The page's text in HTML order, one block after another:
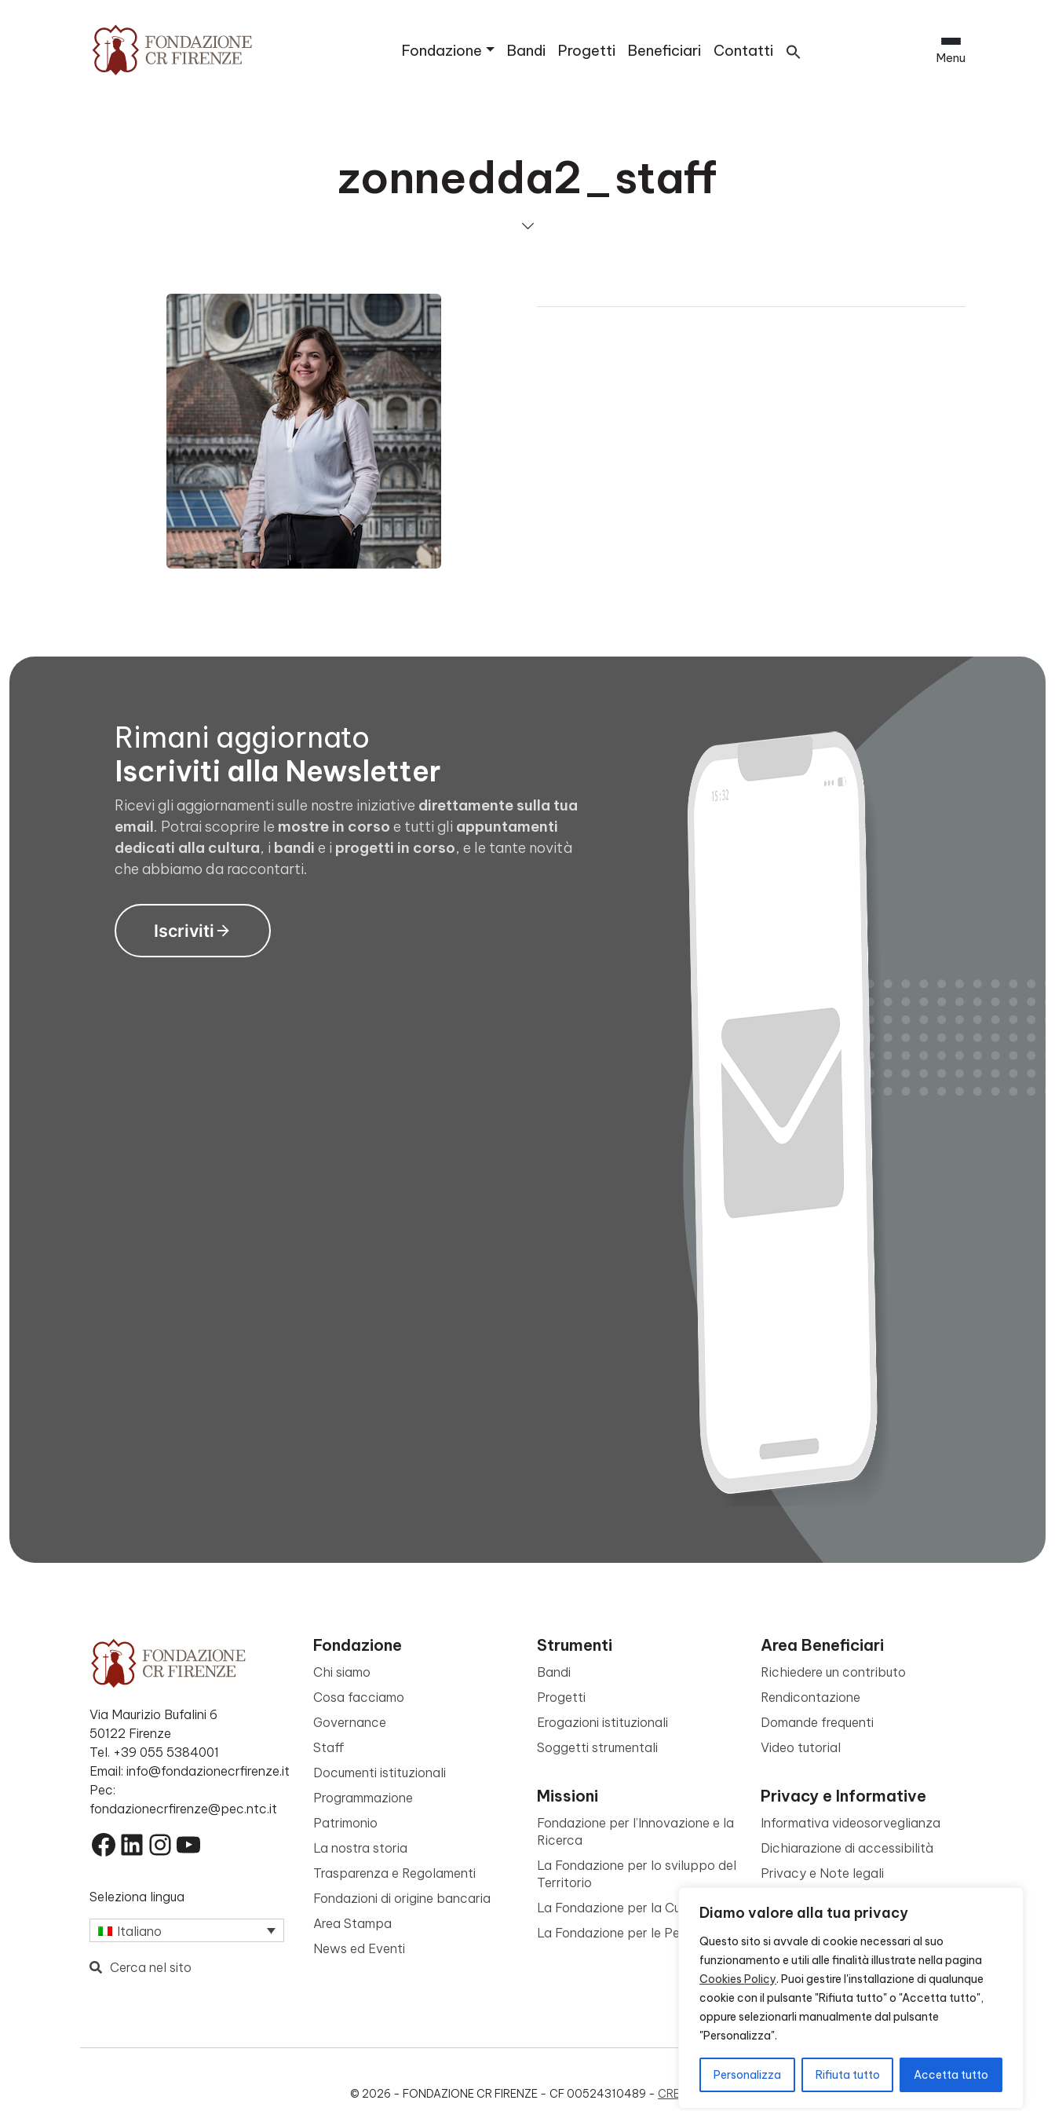
Diamo valore alla tua privacy
Questo sito si avvale di cookie necessari al suo
funzionamento e utili alle finalità illustrate nella pagina
Cookies Policy. Puoi gestire l'installazione di qualunque
cookie con il pulsante "Rifiuta tutto" o "Accetta tutto",
oppure selezionarli manualmente dal pulsante
"Personalizza".
Personalizza Rifiuta tutto Accetta tutto
Fondazione Bandi Progetti Beneficiari Contatti Menu
zonnedda2_staff
Rimani aggiornato
Iscriviti alla Newsletter
Ricevi gli aggiornamenti sulle nostre iniziative direttamente sulla tua
email. Potrai scoprire le mostre in corso e tutti gli appuntamenti
dedicati alla cultura, i bandi e i progetti in corso, e le tante novità
che abbiamo da raccontarti.
Iscriviti
Via Maurizio Bufalini 6
50122 Firenze
Tel. +39 055 5384001
Email: info@fondazionecrfirenze.it
Pec:
fondazionecrfirenze@pec.ntc.it
Facebook
LinkedIn
Instagram
YouTube
Seleziona lingua
Italiano
Cerca nel sito
Fondazione
Chi siamo
Cosa facciamo
Governance
Staff
Documenti istituzionali
Programmazione
Patrimonio
La nostra storia
Trasparenza e Regolamenti
Fondazioni di origine bancaria
Area Stampa
News ed Eventi
Strumenti
Bandi
Progetti
Erogazioni istituzionali
Soggetti strumentali
Missioni
Fondazione per l’Innovazione e la
Ricerca
La Fondazione per lo sviluppo del
Territorio
La Fondazione per la Cultura
La Fondazione per le Persone
Area Beneficiari
Richiedere un contributo
Rendicontazione
Domande frequenti
Video tutorial
Privacy e Informative
Informativa videosorveglianza
Dichiarazione di accessibilità
Privacy e Note legali
Contattaci
© 2026 - FONDAZIONE CR FIRENZE - CF 00524310489 - CREDITS